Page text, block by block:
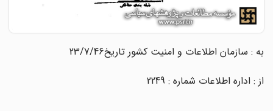
به : سازمان اطلاعات و امنیت کشور تاریخ23/7/46
از : اداره اطلاعات شماره : 2249